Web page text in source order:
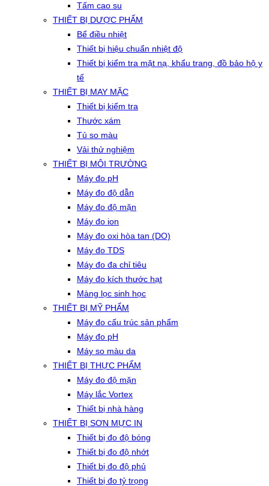
Tấm cao su
THIẾT BỊ DƯỢC PHẨM
Bể điều nhiệt
Thiết bị hiệu chuẩn nhiệt độ
Thiết bị kiểm tra mặt nạ, khẩu trang, đồ bảo hộ y
tế
THIẾT BỊ MAY MẶC
Thiết bị kiểm tra
Thước xám
Tủ so màu
Vải thử nghiệm
THIẾT BỊ MÔI TRƯỜNG
Máy đo pH
Máy đo độ dẫn
Máy đo độ mặn
Máy đo ion
Máy đo oxi hòa tan (DO)
Máy đo TDS
Máy đo đa chỉ tiêu
Máy đo kích thước hạt
Màng lọc sinh học
THIẾT BỊ MỸ PHẨM
Máy đo cấu trúc sản phẩm
Máy đo pH
Máy so màu da
THIẾT BỊ THỰC PHẨM
Máy đo độ mặn
Máy lắc Vortex
Thiết bị nhà hàng
THIẾT BỊ SƠN MỰC IN
Thiết bị đo độ bóng
Thiết bị đo độ nhớt
Thiết bị đo độ phủ
Thiết bị đo tỷ trọng